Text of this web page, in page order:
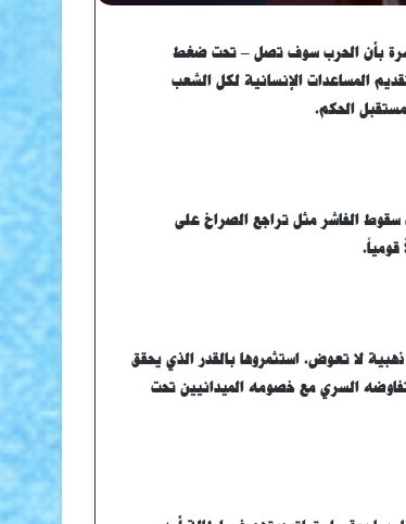
مبشرة بأن الحرب سوف تصل – تحت ضغط
المساعدات الإنسانية لكل الشعب
الحكم.
سقوط الفاشر مثل تراجع الصراخ على
قومياً.
لا تعوض. استثمروها بالقدر الذي يحقق
السري مع خصومه الميدانيين تحت